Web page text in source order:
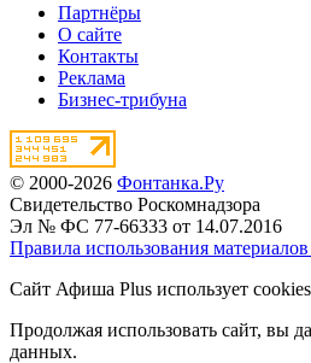
Партнёры
О сайте
Контакты
Реклама
Бизнес-трибуна
© 2000-2026 Фонтанка.Ру
Свидетельство Роскомнадзора
Эл № ФС 77-66333 от 14.07.2016
Правила использования материалов
Сайт Афиша Plus использует
Продолжая использовать сайт, вы
данных.